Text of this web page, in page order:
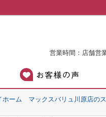
営業時間：店舗営
ホーム マックスバリュ川原店の